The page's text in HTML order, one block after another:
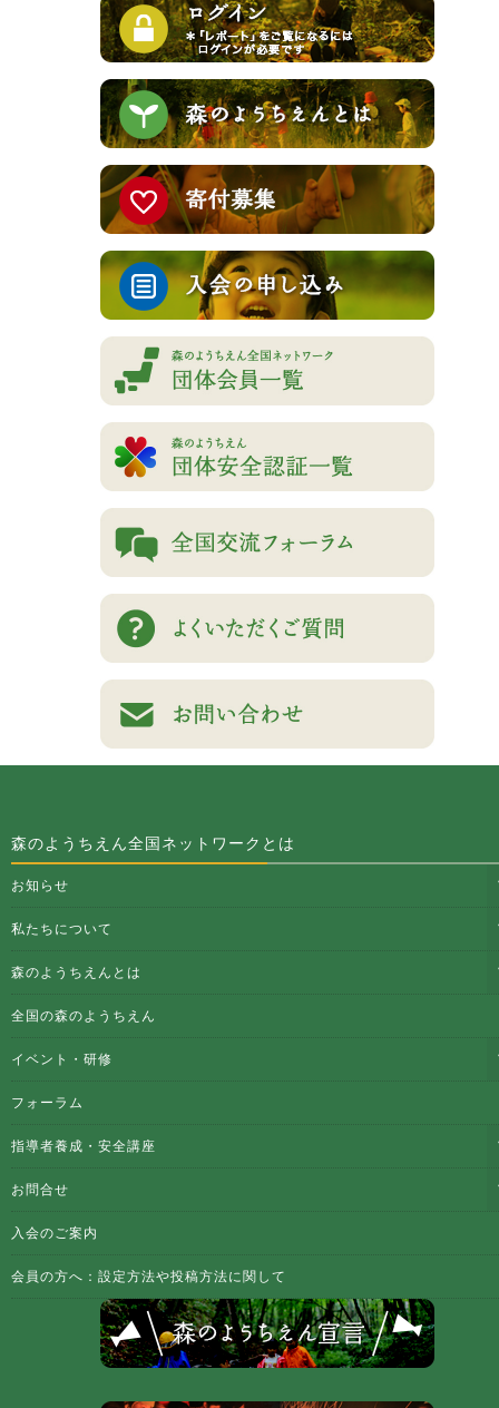
森のようちえん全国ネットワークとは
お知らせ
私たちについて
森のようちえんとは
全国の森のようちえん
イベント・研修
フォーラム
指導者養成・安全講座
お問合せ
入会のご案内
会員の方へ：設定方法や投稿方法に関して